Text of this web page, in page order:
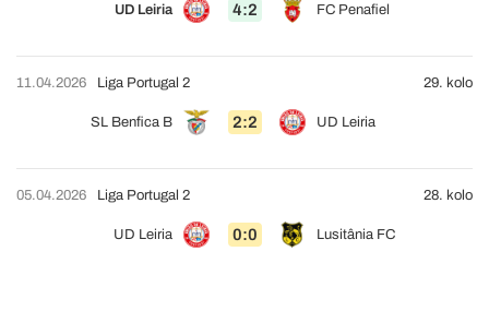
UD Leiria 4:2 FC Penafiel
11.04.2026
SL Benfica B 2:2 UD Leiria
Liga Portugal 2 29. kolo
05.04.2026
UD Leiria 0:0 Lusitânia FC
Liga Portugal 2 28. kolo